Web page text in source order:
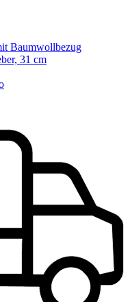
Baumwollbezug
31 cm